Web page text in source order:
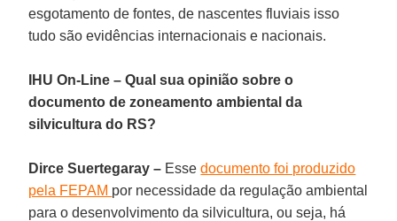
esgotamento de fontes, de nascentes fluviais isso
tudo são evidências internacionais e nacionais.
IHU On-Line – Qual sua opinião sobre o
documento de zoneamento ambiental da
silvicultura do RS?
Dirce Suertegaray – Essedocumento foi produzido
pela FEPAM por necessidade da regulação ambiental
para o desenvolvimento da silvicultura, ou seja, há